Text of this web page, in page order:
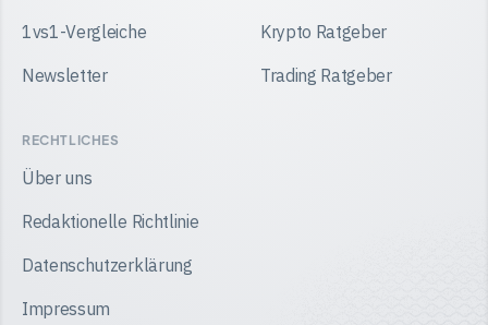
1vs1-Vergleiche
Newsletter
Krypto Ratgeber
Trading Ratgeber
RECHTLICHES
Über uns
Redaktionelle Richtlinie
Datenschutzerklärung
Impressum